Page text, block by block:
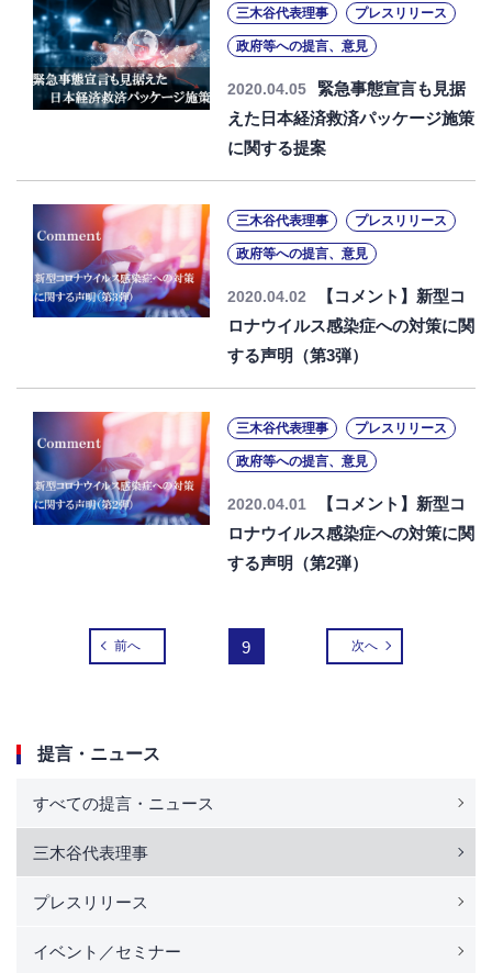
三木谷代表理事 プレスリリース
政府等への提言、意見
2020.04.05
緊急事態宣言も見据
えた日本経済救済パッケージ施策
に関する提案
三木谷代表理事 プレスリリース
政府等への提言、意見
2020.04.02
【コメント】新型コ
ロナウイルス感染症への対策に関
する声明（第3弾）
三木谷代表理事 プレスリリース
政府等への提言、意見
2020.04.01
【コメント】新型コ
ロナウイルス感染症への対策に関
する声明（第2弾）
前へ 9 次へ
提言・ニュース
すべての提言・ニュース
三木谷代表理事
プレスリリース
イベント／セミナー